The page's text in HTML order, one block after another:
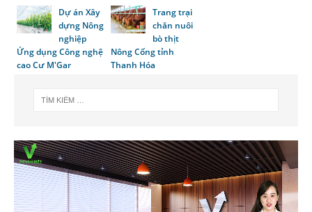
Dự án Xây
dựng Nông
nghiệp
Ứng dụng Công nghệ
cao Cư M'Gar
Trang trại
chăn nuôi
bò thịt
Nông Cống tỉnh
Thanh Hóa